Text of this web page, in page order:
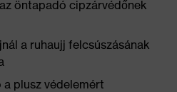
öntapadó cipzárvédőnek
a ruhaujj felcsúszásának
plusz védelemért